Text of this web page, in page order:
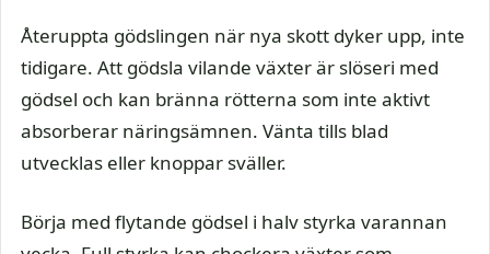
Återuppta gödslingen när nya skott dyker upp, inte
tidigare. Att gödsla vilande växter är slöseri med
gödsel och kan bränna rötterna som inte aktivt
absorberar näringsämnen. Vänta tills blad
utvecklas eller knoppar sväller.
Börja med flytande gödsel i halv styrka varannan